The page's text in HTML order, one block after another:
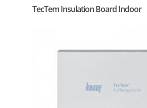
TecTem Insulation Board Indoor